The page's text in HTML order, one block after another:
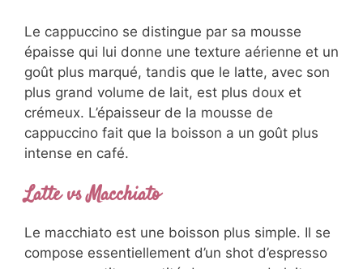
Le cappuccino se distingue par sa mousse
épaisse qui lui donne une texture aérienne et un
goût plus marqué, tandis que le latte, avec son
plus grand volume de lait, est plus doux et
crémeux. L’épaisseur de la mousse de
cappuccino fait que la boisson a un goût plus
intense en café.
Latte vs Macchiato
Le macchiato est une boisson plus simple. Il se
compose essentiellement d’un shot d’espresso